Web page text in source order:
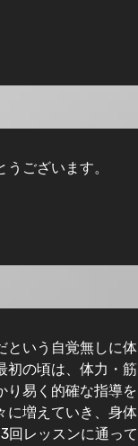
ございます。
という自覚無しに体
初の頃は、体力・筋
り易く的確な指導を
に増えていき、身体
回レッスンに通って